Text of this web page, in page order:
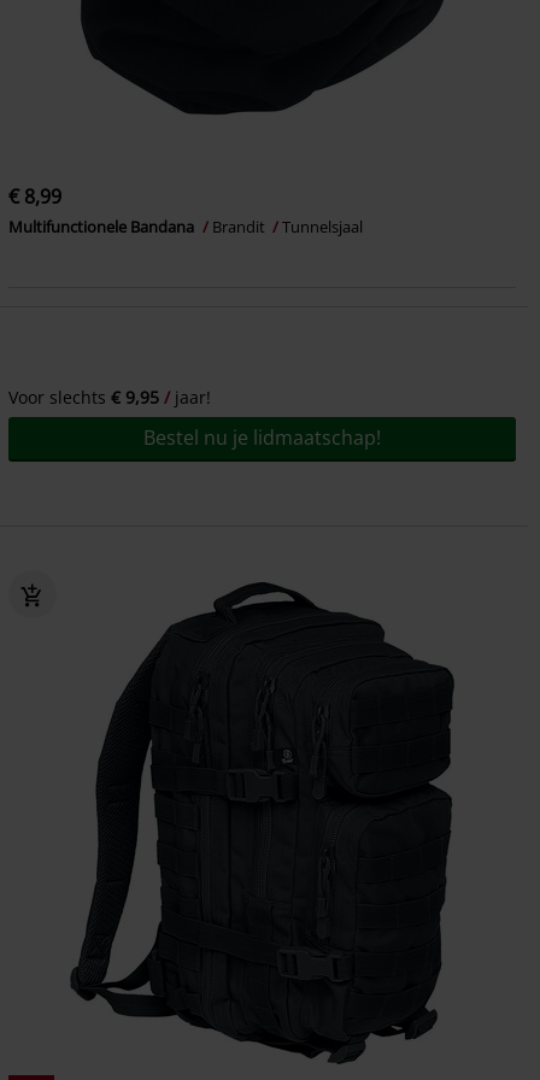
€ 8,99
Multifunctionele Bandana Brandit Tunnelsjaal
Voor slechts € 9,95 jaar!
Bestel nu je lidmaatschap!